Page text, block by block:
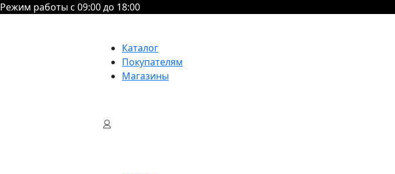
Режим работы с 09:00 до 18:00
Каталог
Покупателям
Магазины